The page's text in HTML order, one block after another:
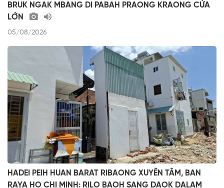
BRUK NGAK MBANG DI PABAH PRAONG KRAONG CỬA
LỚN
05/08/2026
HADEI PEIH HUAN BARAT RIBAONG XUYÊN TÂM, BAN
RAYA HO CHI MINH: RILO BAOH SANG DAOK DALAM